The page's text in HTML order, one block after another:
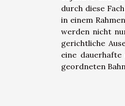
durch diese
in einem
werden nicht
gerichtliche
eine
geordneten